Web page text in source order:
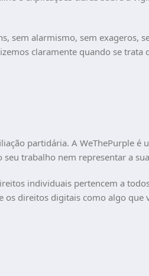
sem alarmismo, sem exageros,
claramente quando se trata
partidária. A WeThePurple é
trabalho nem representar a
individuais pertencem a
os direitos digitais como algo que